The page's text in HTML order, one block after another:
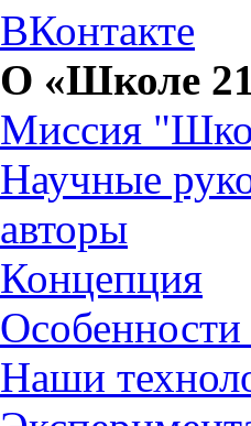
ВКонтакте
О «Школе
Миссия
Научные
авторы
Концепция
Наши